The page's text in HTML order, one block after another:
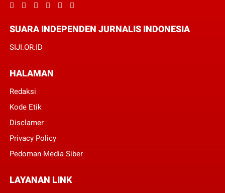
SUARA INDEPENDEN JURNALIS INDONESIA
SIJI.OR.ID
HALAMAN
Redaksi
Kode Etik
Disclamer
Privacy Policy
Pedoman Media Siber
LAYANAN LINK